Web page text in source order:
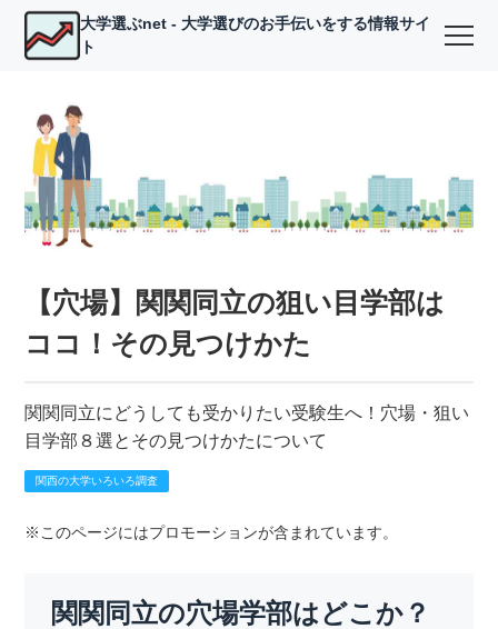
大学選ぶnet - 大学選びのお手伝いをする情報サイ
ト
【穴場】関関同立の狙い目学部は
ココ！その見つけかた
関関同立にどうしても受かりたい受験生へ！穴場・狙い
目学部８選とその見つけかたについて
関西の大学いろいろ調査
※このページにはプロモーションが含まれています。
関関同立の穴場学部はどこか？